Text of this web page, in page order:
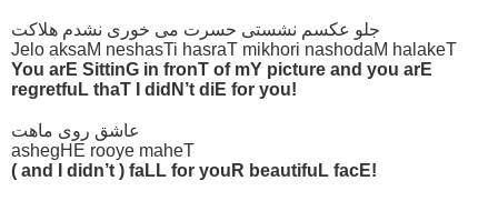
جلو عکسم نشستی حسرت می خوری نشدم هلاکت
Jelo aksaM neshasTi hasraT mikhori nashodaM halakeT
You arE SittinG in fronT of mY picture and you arE
regretfuL thaT I didN’t diE for you!
عاشق روی ماهت
ashegHE rooye maheT
( and I didn’t ) faLL for youR beautifuL facE!